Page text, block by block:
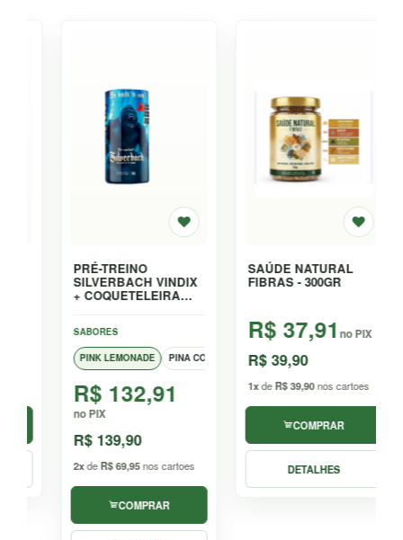
PRÉ-TREINO
SILVERBACH VINDIX
+ COQUETELEIRA
SABORES
PINK LEMONADE PINA COLADA
R$ 132,91
no PIX
R$ 139,90
deR$ 69,95nos cartoes
COMPRAR
SAÚDE NATURAL
FIBRAS - 300GR
R$ 37,91no PIX
R$ 39,90
deR$ 39,90nos cartoes
COMPRAR
DETALHES